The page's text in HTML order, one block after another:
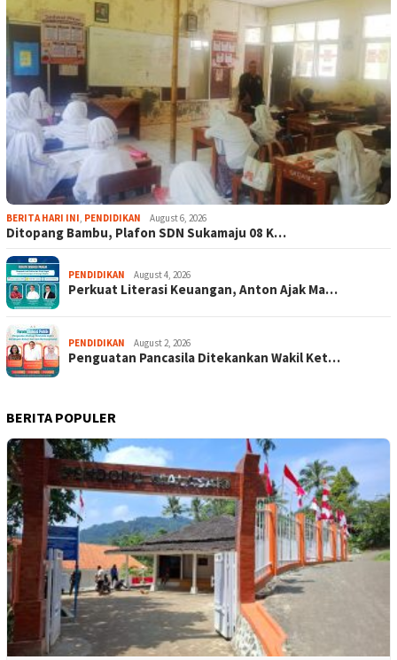
BERITA HARI INI, PENDIDIKAN August 6, 2026
Ditopang Bambu, Plafon SDN Sukamaju 08 K…
PENDIDIKAN August 4, 2026
Perkuat Literasi Keuangan, Anton Ajak Ma…
PENDIDIKAN August 2, 2026
Penguatan Pancasila Ditekankan Wakil Ket…
BERITA POPULER